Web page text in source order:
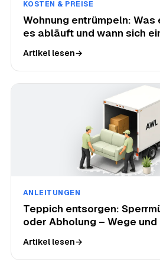
KOSTEN & PREISE
Wohnung entrümpeln:
es abläuft und wann sich
Artikel lesen→
ANLEITUNGEN
Teppich entsorgen:
oder Abholung – Wege und
Artikel lesen→